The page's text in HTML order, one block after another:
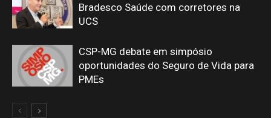
Bradesco Saúde com corretores na
UCS
CSP-MG debate em simpósio
oportunidades do Seguro de Vida para
PMEs